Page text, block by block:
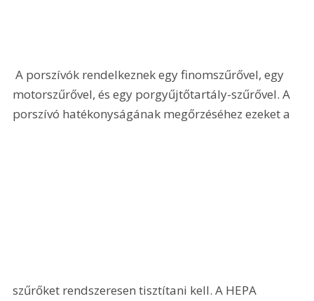
A porszívók rendelkeznek egy finomszűrővel, egy
motorszűrővel, és egy porgyűjtőtartály-szűrővel. A
porszívó hatékonyságának megőrzéséhez ezeket a
szűrőket rendszeresen tisztítani kell. A HEPA